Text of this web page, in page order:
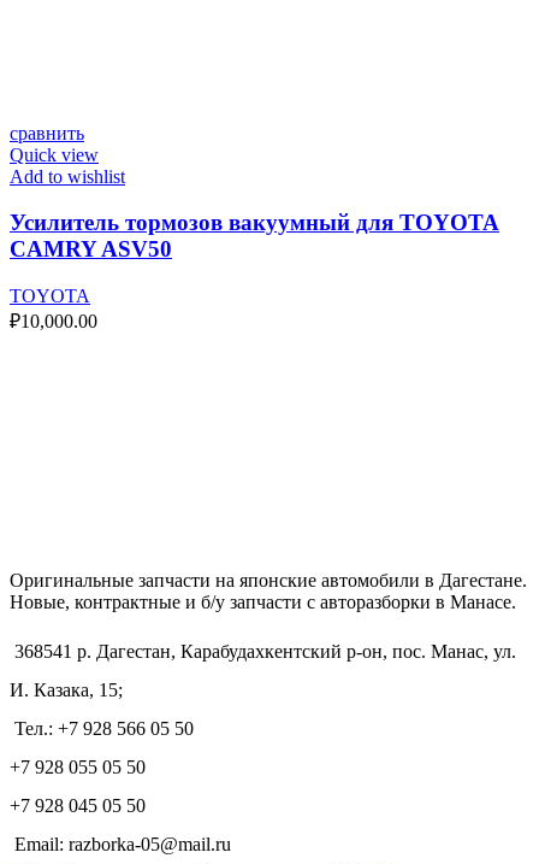
сравнить
Quick view
Add to wishlist
Усилитель тормозов вакуумный для TOYOTA
CAMRY ASV50
TOYOTA
₽10,000.00
Оригинальные запчасти на японские автомобили в Дагестане.
Новые, контрактные и б/у запчасти с авторазборки в Манасе.
368541 р. Дагестан, Карабудахкентский р-он, пос. Манас, ул.
И. Казака, 15;
Тел.: +7 928 566 05 50
+7 928 055 05 50
+7 928 045 05 50
Email: razborka-05@mail.ru